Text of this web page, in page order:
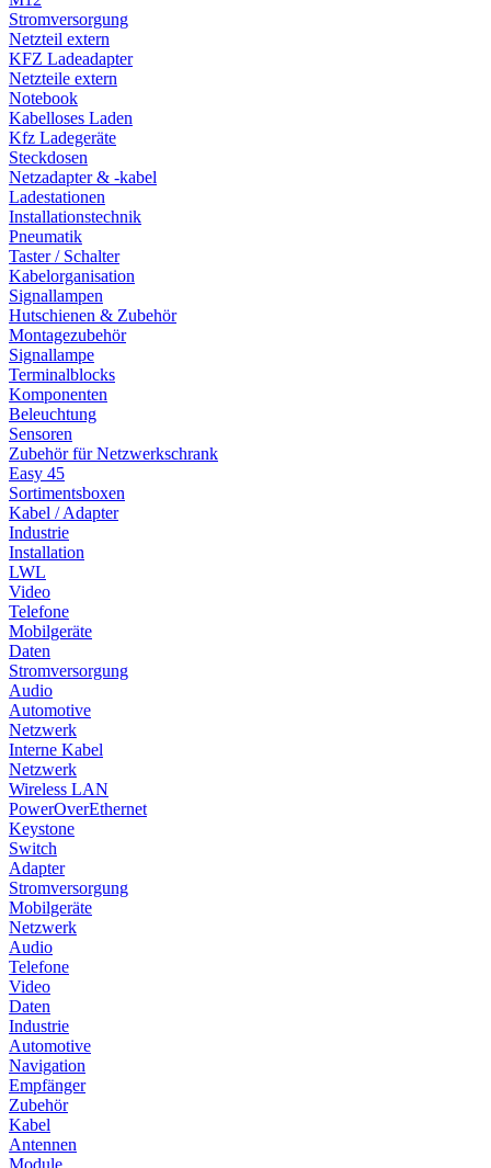
Stromversorgung
Netzteil extern
KFZ Ladeadapter
Netzteile extern
Notebook
Kabelloses Laden
Kfz Ladegeräte
Steckdosen
Netzadapter & -kabel
Ladestationen
Installationstechnik
Pneumatik
Taster / Schalter
Kabelorganisation
Signallampen
Hutschienen & Zubehör
Montagezubehör
Signallampe
Terminalblocks
Komponenten
Beleuchtung
Sensoren
Zubehör für Netzwerkschrank
Easy 45
Sortimentsboxen
Kabel / Adapter
Industrie
Installation
LWL
Video
Telefone
Mobilgeräte
Daten
Stromversorgung
Audio
Automotive
Netzwerk
Interne Kabel
Netzwerk
Wireless LAN
PowerOverEthernet
Keystone
Switch
Adapter
Stromversorgung
Mobilgeräte
Netzwerk
Audio
Telefone
Video
Daten
Industrie
Automotive
Navigation
Empfänger
Zubehör
Kabel
Antennen